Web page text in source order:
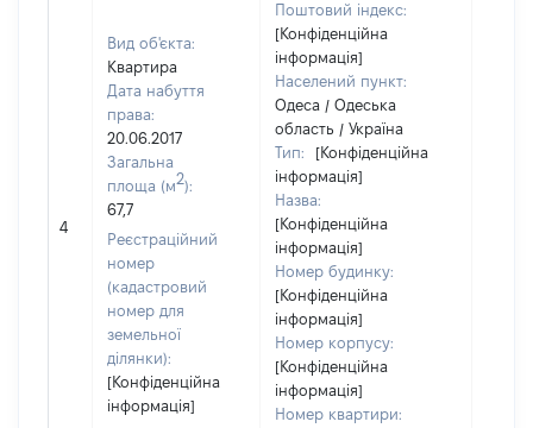
4
Вид об'єкта:
Квартира
Дата набуття
права:
20.06.2017
Загальна
площа (м2):
67,7
Реєстраційний
номер
(кадастровий
номер для
земельної
ділянки):
[Конфіденційна
інформація]
Поштовий індекс:
[Конфіденційна
інформація]
Населений пункт:
Одеса / Одеська
область / Україна
Тип:
[Конфіденційна
інформація]
Назва:
[Конфіденційна
інформація]
Номер будинку:
[Конфіденційна
інформація]
Номер корпусу:
[Конфіденційна
інформація]
Номер квартири: